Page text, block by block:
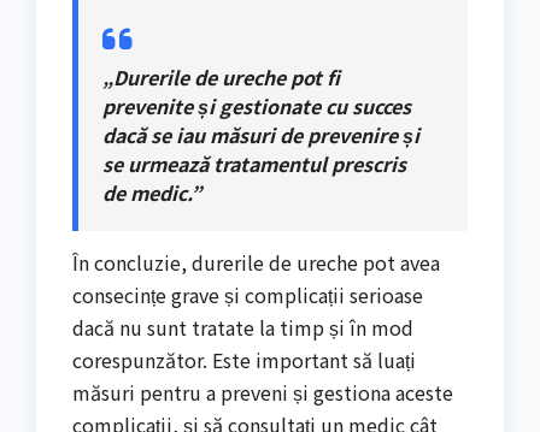
„Durerile de ureche pot fi
prevenite și gestionate cu succes
dacă se iau măsuri de prevenire și
se urmează tratamentul prescris
de medic.”
În concluzie, durerile de ureche pot avea
consecințe grave și complicații serioase
dacă nu sunt tratate la timp și în mod
corespunzător. Este important să luați
măsuri pentru a preveni și gestiona aceste
complicații, și să consultați un medic cât